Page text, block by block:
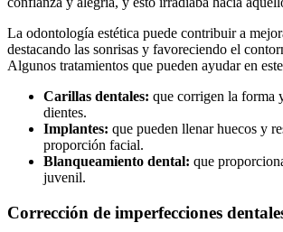
La odontología estética puede contribuir a
destacando las sonrisas y favoreciendo el
Algunos tratamientos que pueden ayudar en
Carillas dentales: que corrigen la forma
dientes.
Implantes: que pueden llenar huecos y
proporción facial.
Blanqueamiento dental: que
juvenil.
Corrección de imperfecciones